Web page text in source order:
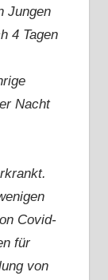
Jungen
4 Tagen
Nacht
Covid-
für
von